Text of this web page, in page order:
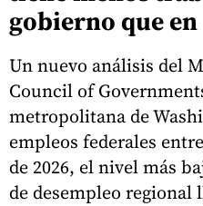
gobierno que en
Un nuevo análisis del
Council of
metropolitana de
empleos federales
de 2026, el nivel más
de desempleo regional